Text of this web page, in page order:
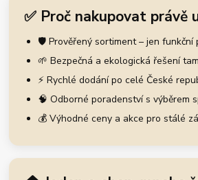
✅ Proč nakupovat právě
🛡️ Prověřený sortiment – jen funkční
🌱 Bezpečná a ekologická řešení
⚡ Rychlé dodání po celé České
🧠 Odborné poradenství s výběrem
💰 Výhodné ceny a akce pro stálé